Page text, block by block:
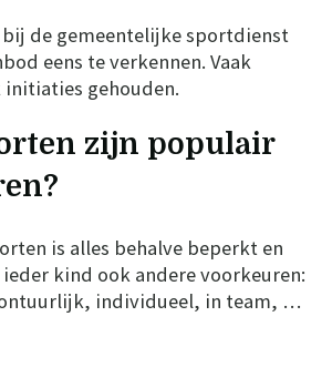
bij de gemeentelijke sportdienst
eens te verkennen. Vaak
gehouden.
zijn populair
is alles behalve beperkt en
kind ook andere voorkeuren:
individueel, in team, …